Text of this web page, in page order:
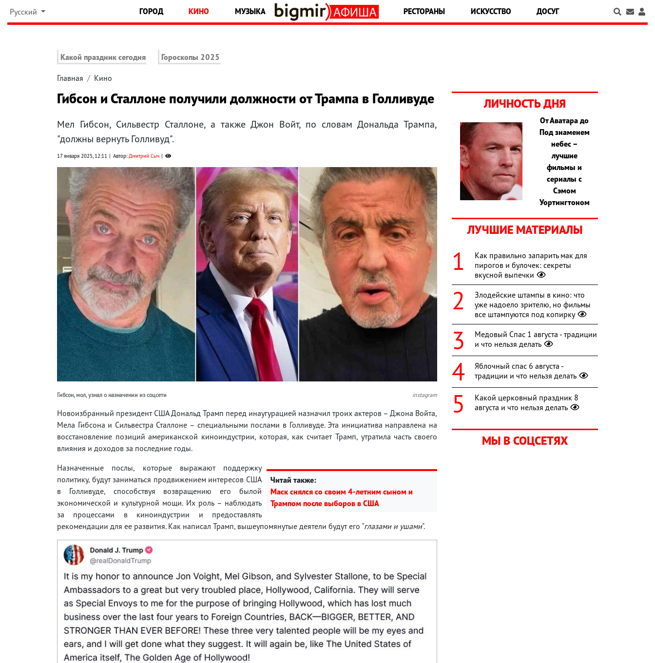
Русский ГОРОД КИНО МУЗЫКА РЕСТОРАНЫ ИСКУССТВО ДОСУГ
Какой праздник сегодня Гороскопы 2025
Главная Кино
Гибсон и Сталлоне получили должности от Трампа в Голливуде
Мел Гибсон, Сильвестр Сталлоне, а также Джон Войт, по словам Дональда Трампа,
"должны вернуть Голливуд".
17 января 2025, 12:11 Автор:Дмитрий Сыч
Гибсон, мол, узнал о назначении из соцсети instagram
Новоизбранный президент США Дональд Трамп перед инаугурацией назначил троих актеров – Джона Войта,
Мела Гибсона и Сильвестра Сталлоне – специальными послами в Голливуде. Эта инициатива направлена на
восстановление позиций американской киноиндустрии, которая, как считает Трамп, утратила часть своего
влияния и доходов за последние годы.
Читай также:
Маск снялся со своим 4-летним сыном и
Трампом после выборов в США
Назначенные послы, которые выражают поддержку
политику, будут заниматься продвижением интересов США
в Голливуде, способствуя возвращению его былой
экономической и культурной мощи. Их роль – наблюдать
за процессами в киноиндустрии и предоставлять
рекомендации для ее развития. Как написал Трамп, вышеупомянутые деятели будут его "глазами и ушами".
ЛИЧНОСТЬ ДНЯ
От Аватара до
Под знаменем
небес –
лучшие
фильмы и
сериалы с
Сэмом
Уортингтоном
ЛУЧШИЕ МАТЕРИАЛЫ
Как правильно запарить мак для
пирогов и булочек: секреты
вкусной выпечки
Злодейские штампы в кино: что
уже надоело зрителю, но фильмы
все штампуются под копирку
Медовый Спас 1 августа - традиции
и что нельзя делать
Яблочный спас 6 августа -
традиции и что нельзя делать
Какой церковный праздник 8
августа и что нельзя делать
МЫ В СОЦСЕТЯХ